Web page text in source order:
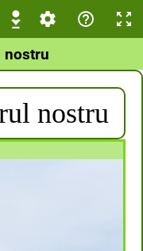
nostru
nostru